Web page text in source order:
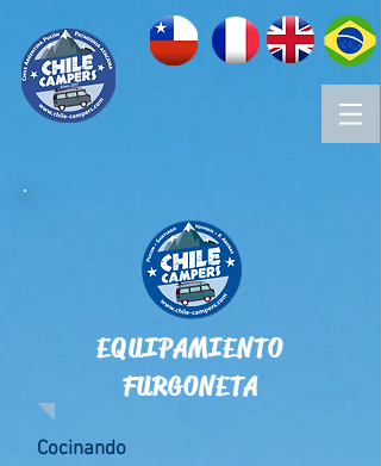
EQUIPAMIENTO
FURGONETA
Cocinando